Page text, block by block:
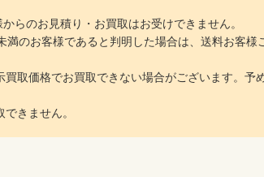
らのお見積り・お買取はお受けできません。
のお客様であると判明した場合は、送料お客様
取価格でお買取できない場合がございます。予
きません。